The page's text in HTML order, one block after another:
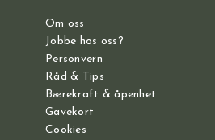
Om oss
Jobbe hos oss?
Personvern
Råd & Tips
Bærekraft & åpenhet
Gavekort
Cookies